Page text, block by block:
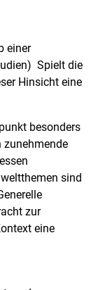
einer
Spielt die
Hinsicht eine
besonders
zunehmende
sind
zur
eine